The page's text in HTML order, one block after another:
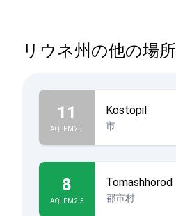
リウネ州の他の場所
11
AQI PM2.5
Kostopil
市
8
AQI PM2.5
Tomashhorod
都市村